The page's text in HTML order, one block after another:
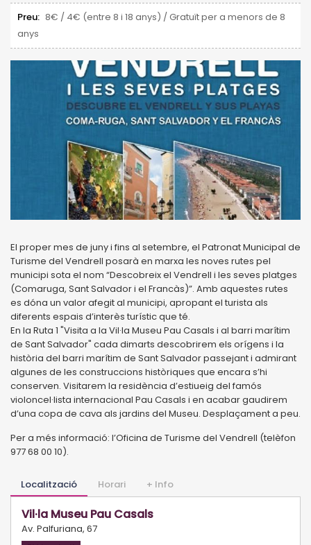
Preu: 8€ / 4€ (entre 8 i 18 anys) / Gratuït per a menors de 8
anys
El proper mes de juny i fins al setembre, el Patronat Municipal de
Turisme del Vendrell posarà en marxa les noves rutes pel
municipi sota el nom “Descobreix el Vendrell i les seves platges
(Comaruga, Sant Salvador i el Francàs)”. Amb aquestes rutes
es dóna un valor afegit al municipi, apropant el turista als
diferents espais d’interès turístic que té.
En la Ruta 1 "Visita a la Vil·la Museu Pau Casals i al barri marítim
de Sant Salvador" cada dimarts descobrirem els orígens i la
història del barri marítim de Sant Salvador passejant i admirant
algunes de les construccions històriques que encara s’hi
conserven. Visitarem la residència d’estiueig del famós
violoncel·lista internacional Pau Casals i en acabar gaudirem
d’una copa de cava als jardins del Museu. Desplaçament a peu.
Per a més informació: l’Oficina de Turisme del Vendrell (telèfon
977 68 00 10).
Localització Horari + Info
Vil·la Museu Pau Casals
Av. Palfuriana, 67